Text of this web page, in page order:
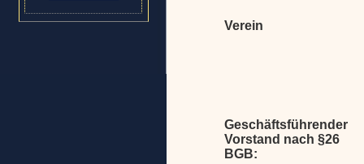
Verein
Geschäftsführender
Vorstand nach §26
BGB: